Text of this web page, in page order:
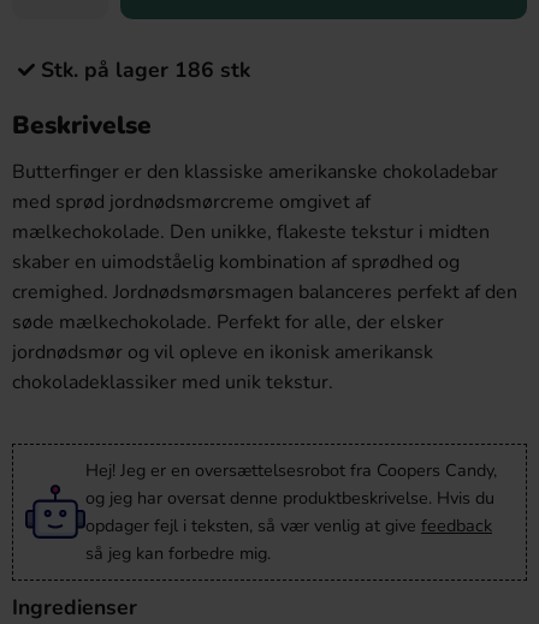
Stk. på lager 186 stk
Beskrivelse
Butterfinger er den klassiske amerikanske chokoladebar
med sprød jordnødsmørcreme omgivet af
mælkechokolade. Den unikke, flakeste tekstur i midten
skaber en uimodståelig kombination af sprødhed og
cremighed. Jordnødsmørsmagen balanceres perfekt af den
søde mælkechokolade. Perfekt for alle, der elsker
jordnødsmør og vil opleve en ikonisk amerikansk
chokoladeklassiker med unik tekstur.
Hej! Jeg er en oversættelsesrobot fra Coopers Candy,
og jeg har oversat denne produktbeskrivelse. Hvis du
opdager fejl i teksten, så vær venlig at give feedback
så jeg kan forbedre mig.
Ingredienser